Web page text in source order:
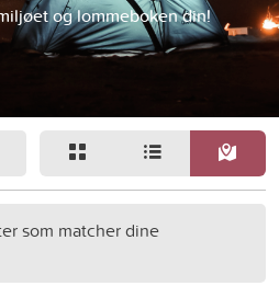
og lommeboken din!
som matcher dine